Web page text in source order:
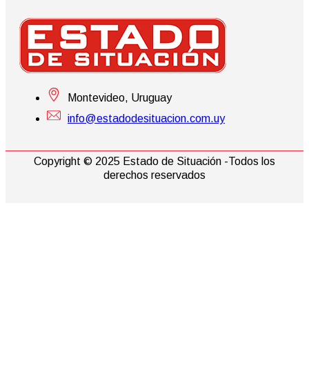
Montevideo, Uruguay
info@estadodesituacion.com.uy
Copyright © 2025 Estado de Situación -Todos los
derechos reservados